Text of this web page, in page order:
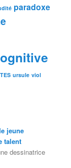
paradoxe
ursule viol
dessinatrice